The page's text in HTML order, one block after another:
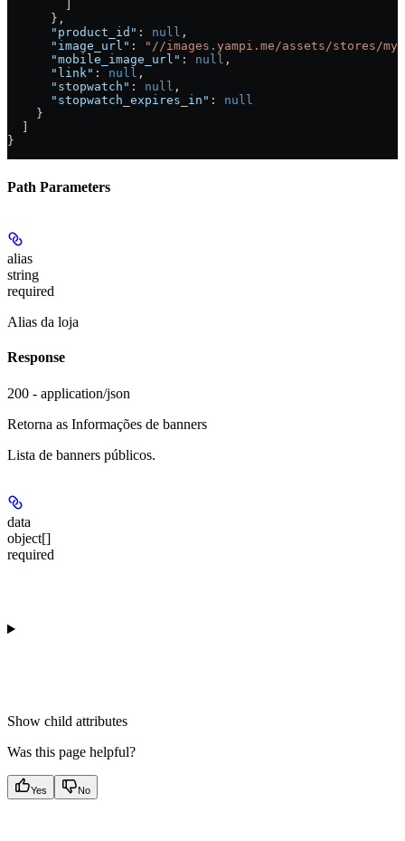
      },
      "product_id"
: null ,
      "image_url"
:
"//images.yampi.me/assets/stores/
      "mobile_image_url"
: null ,
      "link"
: null ,
      "stopwatch"
: null ,
      "stopwatch_expires_in"
: null
    }
}
Path Parameters
alias
string
required
Alias da loja
Response
200 - application/json
Retorna as Informações de banners
Lista de banners públicos.
data
object[]
required
Show child attributes
Was this page helpful?
Yes No